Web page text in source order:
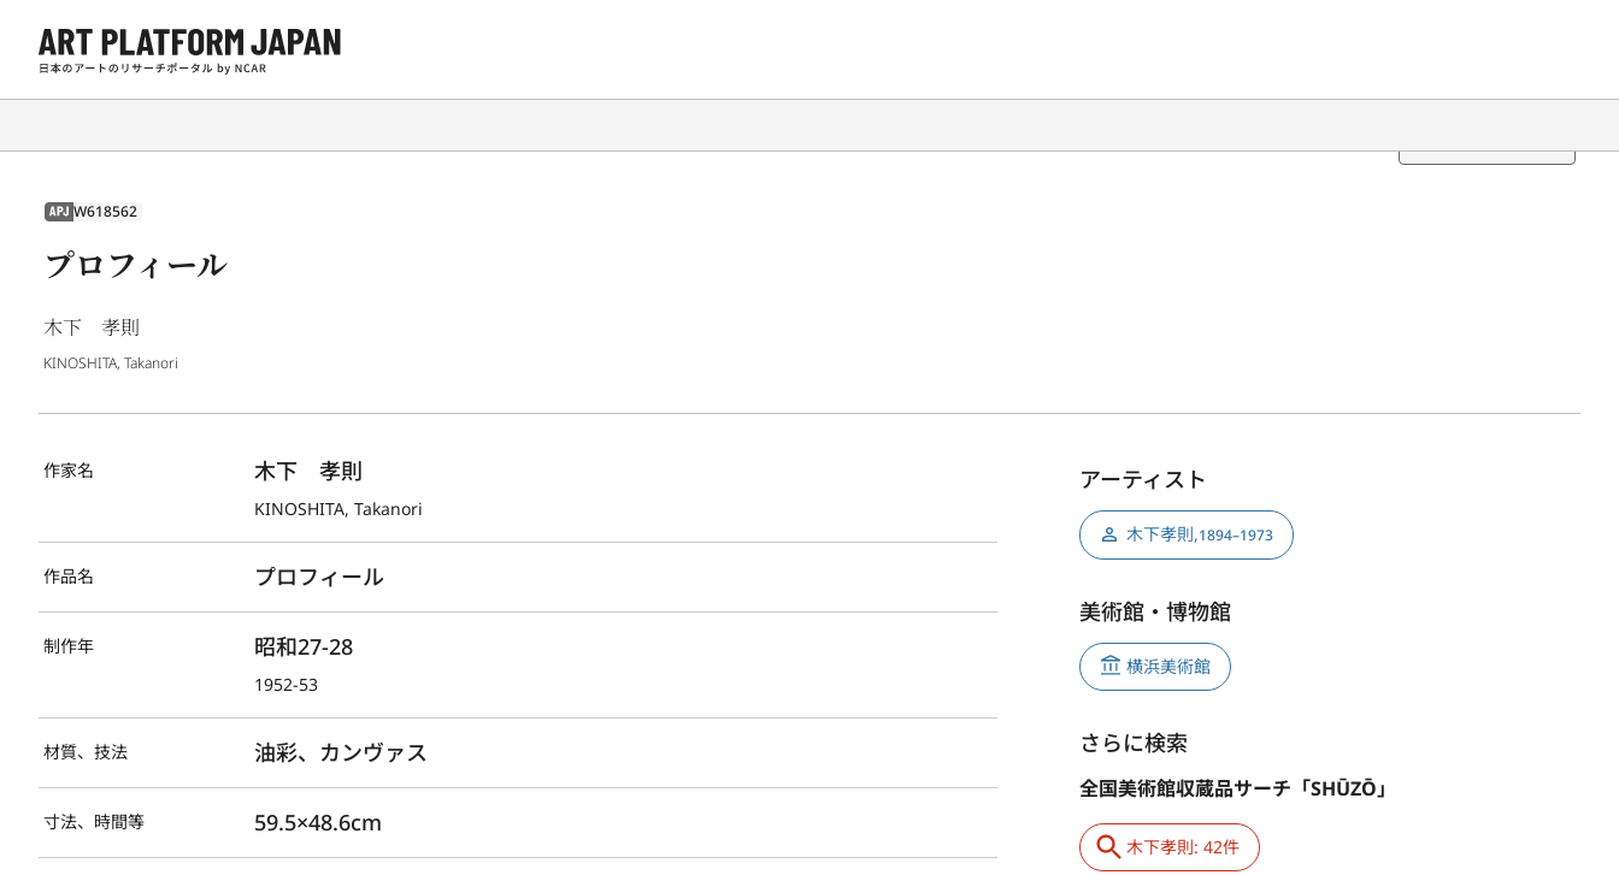
APJ W618562
プロフィール
木下 孝則
KINOSHITA, Takanori
作家名 木下　孝則
KINOSHITA, Takanori
作品名 プロフィール
制作年 昭和27-28
1952-53
材質、技法 油彩、カンヴァス
寸法、時間等 59.5×48.6cm
アーティスト
木下孝則,1894–1973
美術館・博物館
横浜美術館
さらに検索
全国美術館収蔵品サーチ「SHŪZŌ」
木下孝則: 42件